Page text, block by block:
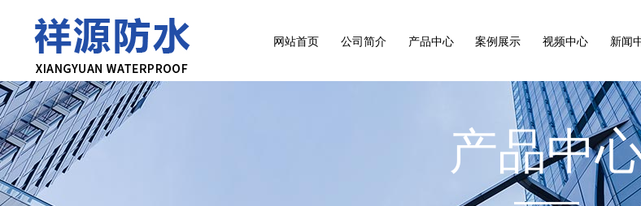
网站首页 公司简介 产品中心 案例展示 视频中心 新闻
产品中